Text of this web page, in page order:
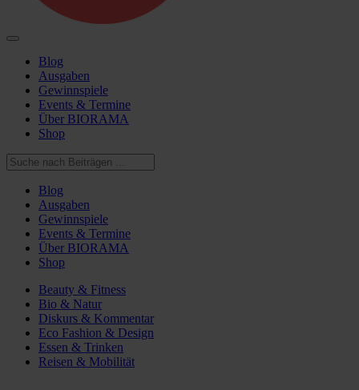
Blog
Ausgaben
Gewinnspiele
Events & Termine
Über BIORAMA
Shop
Blog
Ausgaben
Gewinnspiele
Events & Termine
Über BIORAMA
Shop
Beauty & Fitness
Bio & Natur
Diskurs & Kommentar
Eco Fashion & Design
Essen & Trinken
Reisen & Mobilität